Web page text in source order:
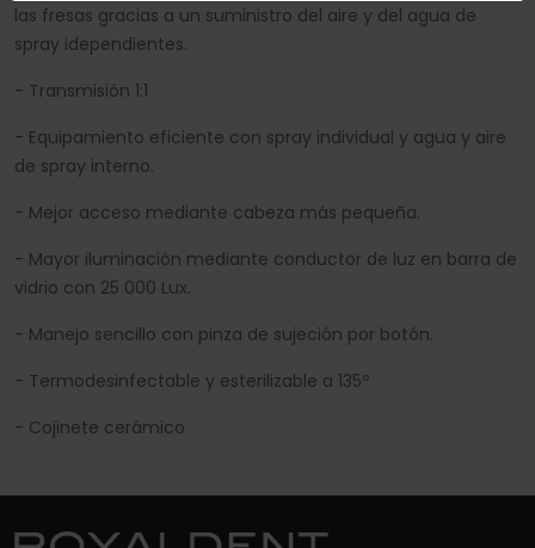
las fresas gracias a un suministro del aire y del agua de
spray idependientes.
- Transmisión 1:1
- Equipamiento eficiente con spray individual y agua y aire
de spray interno.
- Mejor acceso mediante cabeza más pequeña.
- Mayor iluminación mediante conductor de luz en barra de
vidrio con 25 000 Lux.
- Manejo sencillo con pinza de sujeción por botón.
- Termodesinfectable y esterilizable a 135º
- Cojinete cerámico